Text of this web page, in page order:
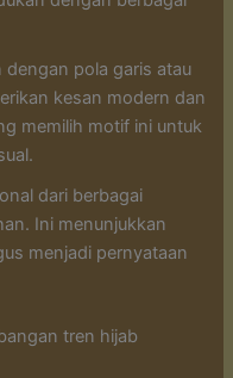
dengan pola garis atau
kesan modern dan
memilih motif ini untuk
dari berbagai
Ini menunjukkan
menjadi pernyataan
tren hijab